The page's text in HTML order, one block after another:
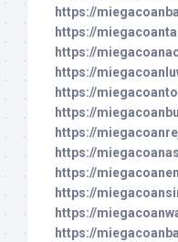
https://
https://
https://
https://
https://
https://
https://
https://
https://
https://
https://
https://